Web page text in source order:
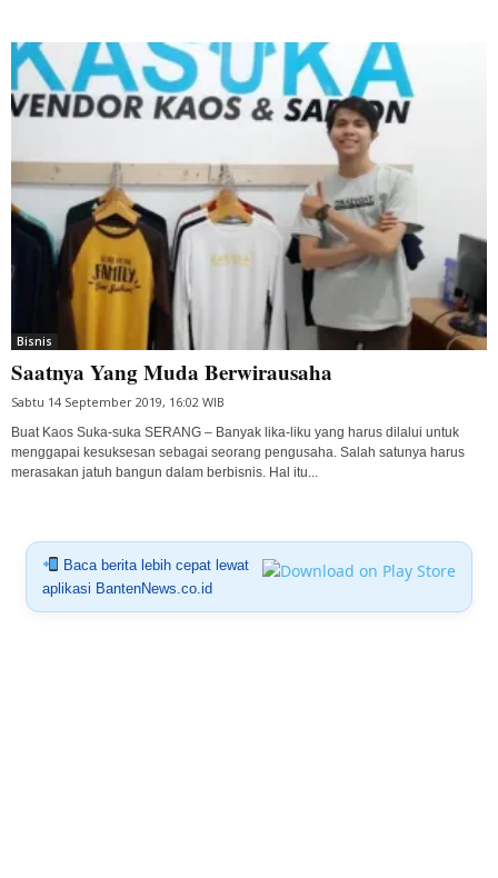
Bisnis
Saatnya Yang Muda Berwirausaha
Sabtu 14 September 2019, 16:02 WIB
Buat Kaos Suka-suka SERANG – Banyak lika-liku yang harus dilalui untuk
menggapai kesuksesan sebagai seorang pengusaha. Salah satunya harus
merasakan jatuh bangun dalam berbisnis. Hal itu...
Baca berita lebih cepat lewat
aplikasi BantenNews.co.id